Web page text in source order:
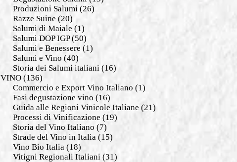
Produzioni Salumi (26)
Razze Suine (20)
Salumi di Maiale (1)
Salumi DOP IGP(50)
Salumi e Benessere (1)
Salumi e Vino (40)
Storia dei Salumi italiani (16)
VINO(136)
Commercio e Export Vino Italiano (1)
Fasi degustazione vino (16)
Guida alle Regioni Vinicole Italiane (21)
Processi di Vinificazione (19)
Storia del Vino Italiano (7)
Strade del Vino in Italia (15)
Vino Bio Italia (18)
Vitigni Regionali Italiani (31)